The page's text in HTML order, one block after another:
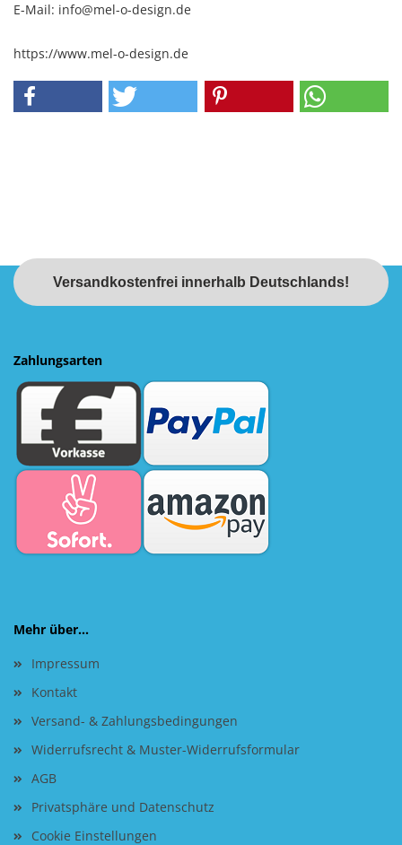
E-Mail: info@mel-o-design.de
https://www.mel-o-design.de
Versandkostenfrei innerhalb Deutschlands!
Zahlungsarten
Mehr über...
Impressum
Kontakt
Versand- & Zahlungsbedingungen
Widerrufsrecht & Muster-Widerrufsformular
AGB
Privatsphäre und Datenschutz
Cookie Einstellungen